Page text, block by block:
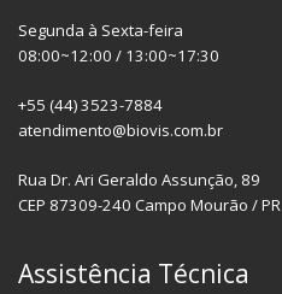
Segunda à Sexta-feira
08:00~12:00 / 13:00~17:30
+55 (44) 3523-7884
atendimento@biovis.com.br
Rua Dr. Ari Geraldo Assunção, 89
CEP 87309-240 Campo Mourão / PR
Assistência Técnica